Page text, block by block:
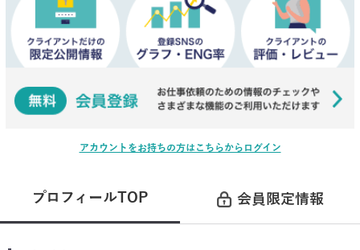
アカウントをお持ちの方はこちらからログイン
プロフィールTOP 会員限定情報